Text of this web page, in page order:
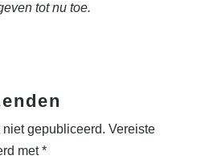
tot nu toe.
gepubliceerd. Vereiste
met*